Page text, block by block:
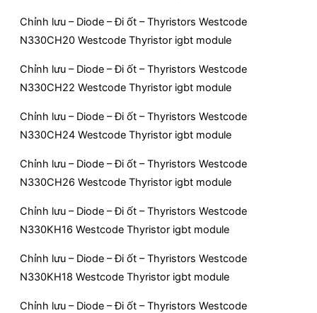
Chỉnh lưu – Diode – Đi ốt – Thyristors Westcode
N330CH20 Westcode Thyristor igbt module
Chỉnh lưu – Diode – Đi ốt – Thyristors Westcode
N330CH22 Westcode Thyristor igbt module
Chỉnh lưu – Diode – Đi ốt – Thyristors Westcode
N330CH24 Westcode Thyristor igbt module
Chỉnh lưu – Diode – Đi ốt – Thyristors Westcode
N330CH26 Westcode Thyristor igbt module
Chỉnh lưu – Diode – Đi ốt – Thyristors Westcode
N330KH16 Westcode Thyristor igbt module
Chỉnh lưu – Diode – Đi ốt – Thyristors Westcode
N330KH18 Westcode Thyristor igbt module
Chỉnh lưu – Diode – Đi ốt – Thyristors Westcode